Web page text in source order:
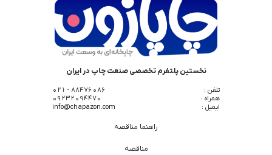
نخستین پلتفرم تخصصی صنعت چاپ در ایران
تلفن :
88476086 - 021
همراه :
09232094470
ایمیل :
info@chapazon.com
راهنما مناقصه
مناقصه